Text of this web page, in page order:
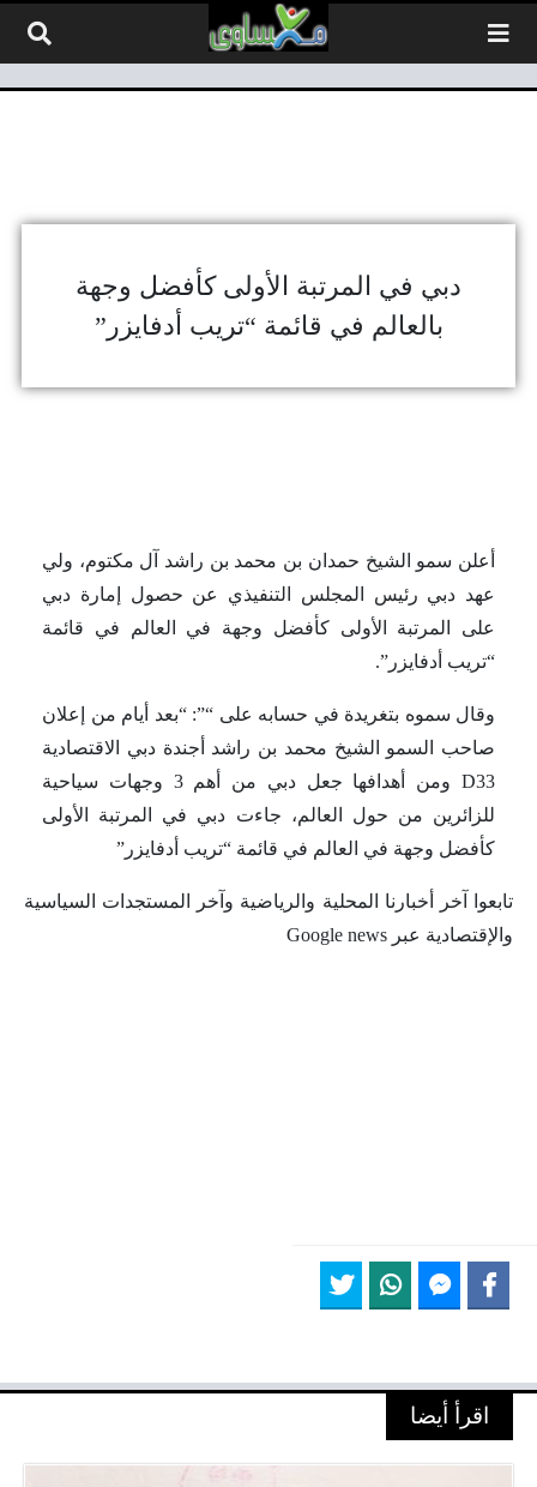
دبي في المرتبة الأولى كأفضل وجهة
بالعالم في قائمة “تريب أدفايزر”
أعلن سمو الشيخ حمدان بن محمد بن راشد آل مكتوم، ولي
عهد دبي رئيس المجلس التنفيذي عن حصول إمارة دبي
على المرتبة الأولى كأفضل وجهة في العالم في قائمة
“تريب أدفايزر”.
وقال سموه بتغريدة في حسابه على “”: “بعد أيام من إعلان
صاحب السمو الشيخ محمد بن راشد أجندة دبي الاقتصادية
D33 ومن أهدافها جعل دبي من أهم 3 وجهات سياحية
للزائرين من حول العالم، جاءت دبي في المرتبة الأولى
كأفضل وجهة في العالم في قائمة “تريب أدفايزر”
تابعوا آخر أخبارنا المحلية والرياضية وآخر المستجدات السياسية
والإقتصادية عبر Google news
اقرأ أيضا